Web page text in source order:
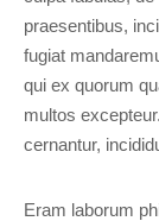
praesentibus,
fugiat
qui ex quorum
multos
cernantur,
Eram laborum